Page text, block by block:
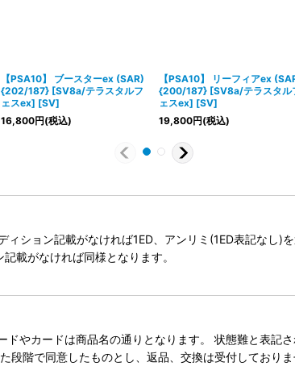
【PSA10】 ブースターex (SAR)
{202/187} [SV8a/テラスタルフ
ェスex] [SV]
16,800円(税込)
【PSA10】 リーフィアex
{200/187} [SV8a/テラスタル
ェスex] [SV]
19,800円(税込)
ション記載がなければ1ED、アンリミ(1ED表記なし)を
載がなければ同様となります。
やカードは商品名の通りとなります。 状態難と表記
階で同意したものとし、返品、交換は受付しており